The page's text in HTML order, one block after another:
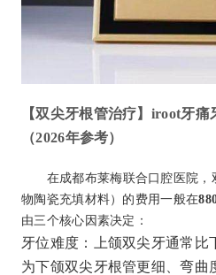
【双尖牙根管治疗】iroot牙
（2026年参考）
在成都布莱梅联合口腔医院
物陶瓷充填材料）的费用一般在
由三个核心因素决定：
牙位难度：上颌双尖牙通常比
为下颌双尖牙根管更细、弯曲